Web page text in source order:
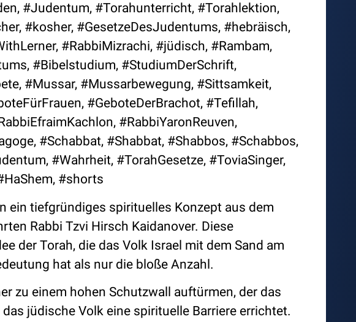
#Judentum, #Torahunterricht, #Torahlektion,
#kosher, #GesetzeDesJudentums, #hebräisch,
#RabbiMizrachi, #jüdisch, #Rambam,
#Bibelstudium, #StudiumDerSchrift,
#Mussar, #Mussarbewegung, #Sittsamkeit,
#GeboteDerBrachot, #Tefillah,
#RabbiYaronReuven,
#Schabbat, #Shabbat, #Shabbos, #Schabbos,
#Wahrheit, #TorahGesetze, #ToviaSinger,
#shorts
ein tiefgründiges spirituelles Konzept aus dem
Rabbi Tzvi Hirsch Kaidanover. Diese
der Torah, die das Volk Israel mit dem Sand am
hat als nur die bloße Anzahl.
zu einem hohen Schutzwall auftürmen, der das
jüdische Volk eine spirituelle Barriere errichtet.